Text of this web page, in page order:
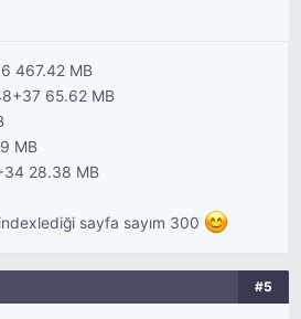
467.42 MB
65.62 MB
MB
28.38 MB
sayfa sayım 300
#5